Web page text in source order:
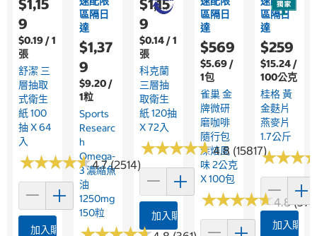
$1,15
9
$0.19 / 1
張
舒潔 三
層抽取
式衛生
紙 100
抽 X 64
入
★★★★★
★★★★★4.7 (2514)
加入購物車
區隔日
達
$1,37
9
$9.20 /
1粒
Sports
Researc
H
Omega-
3 濃縮魚
油
1250mg
150粒
$1,15
9
$0.14 / 1
張
科克蘭
三層抽
取衛生
紙 120抽
X 72入
★★★★★
★★★★★4.8 (15817)
加入購物車
區隔日
達
$569
$5.69 /
1包
雀巢 金
牌微研
磨咖啡
隨行包
深焙風
味 2公克
X 100包
★★★★★
★★★★★4.8
區隔日
達
$259
$15.24 /
100公克
桂格 黃
金麩片
燕麥片
1.7公斤
★★★
★★★
加入購物